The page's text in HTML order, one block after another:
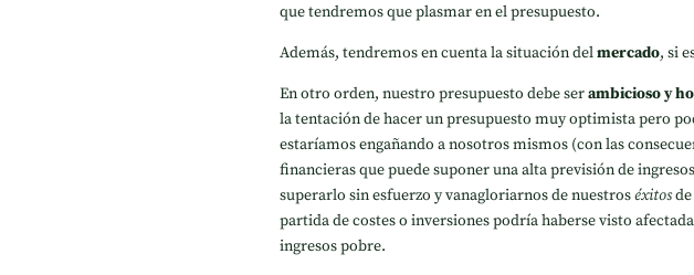
que tendremos que plasmar en el presupuesto.
Además, tendremos en cuenta la situación delmercado, si
En otro orden, nuestro presupuesto debe serambicioso y
la tentación de hacer un presupuesto muy optimista pero
estaríamos engañando a nosotros mismos (con las
financieras que puede suponer una alta previsión de
superarlo sin esfuerzo y vanagloriarnos de nuestroséxitos
partida de costes o inversiones podría haberse visto
ingresos pobre.